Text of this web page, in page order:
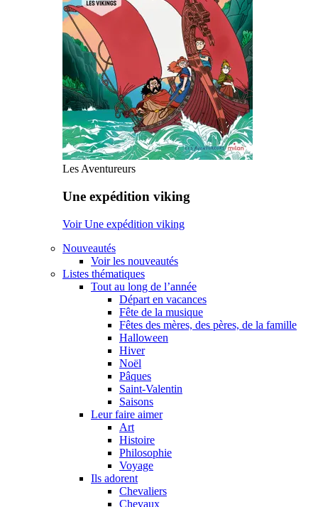
Les Aventureurs
Une expédition viking
Voir Une expédition viking
Nouveautés
Voir les nouveautés
Listes thématiques
Tout au long de l’année
Départ en vacances
Fête de la musique
Fêtes des mères, des pères, de la famille
Halloween
Hiver
Noël
Pâques
Saint-Valentin
Saisons
Leur faire aimer
Art
Histoire
Philosophie
Voyage
Ils adorent
Chevaliers
Chevaux